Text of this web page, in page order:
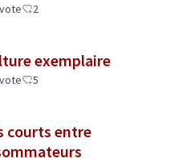
2
exemplaire
5
courts entre